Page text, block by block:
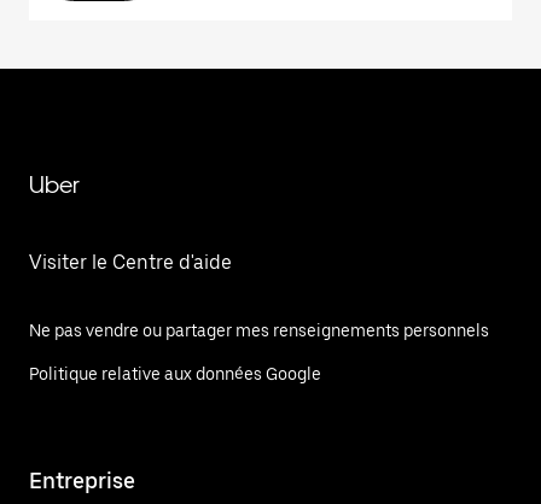
Uber
Visiter le Centre d'aide
Ne pas vendre ou partager mes renseignements personnels
Politique relative aux données Google
Entreprise